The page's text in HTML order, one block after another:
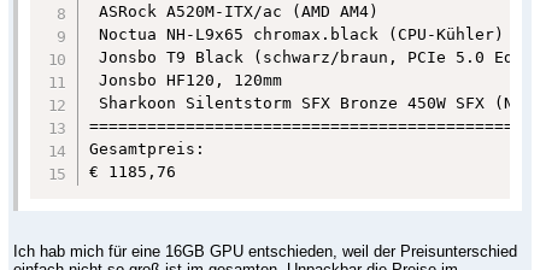
ASRock A520M-ITX/ac (AMD AM4)
Noctua NH-L9x65 chromax.black (CPU-
Jonsbo T9 Black (schwarz/braun, PCIe
Jonsbo HF120, 120mm
Sharkoon Silentstorm SFX Bronze 450W
Gesamtpreis:
€ 1185,76
Ich hab mich für eine 16GB GPU entschieden, weil der Preisunterschied